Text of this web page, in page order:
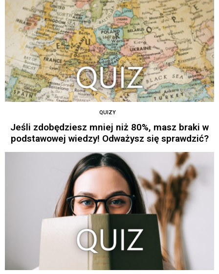
QUIZY
Jeśli zdobędziesz mniej niż 80%, masz braki w
podstawowej wiedzy! Odważysz się sprawdzić?